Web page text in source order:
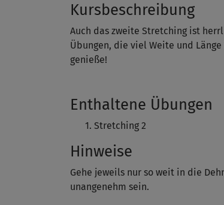
Kursbeschreibung
Auch das zweite Stretching ist
Übungen, die viel Weite und
genieße!
Enthaltene Übungen
Stretching 2
Hinweise
Gehe jeweils nur so weit in die
unangenehm sein.